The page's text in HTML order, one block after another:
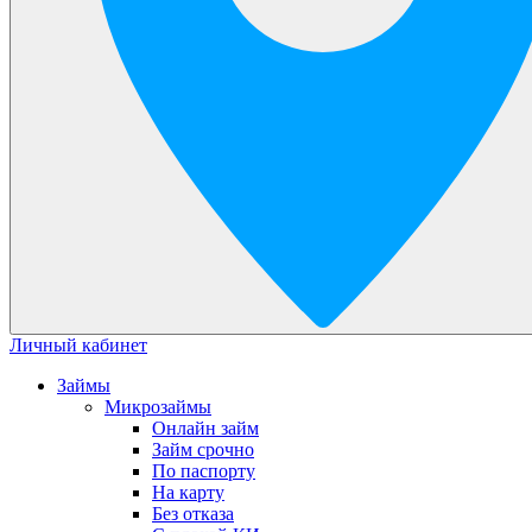
Личный кабинет
Займы
Микрозаймы
Онлайн займ
Займ срочно
По паспорту
На карту
Без отказа